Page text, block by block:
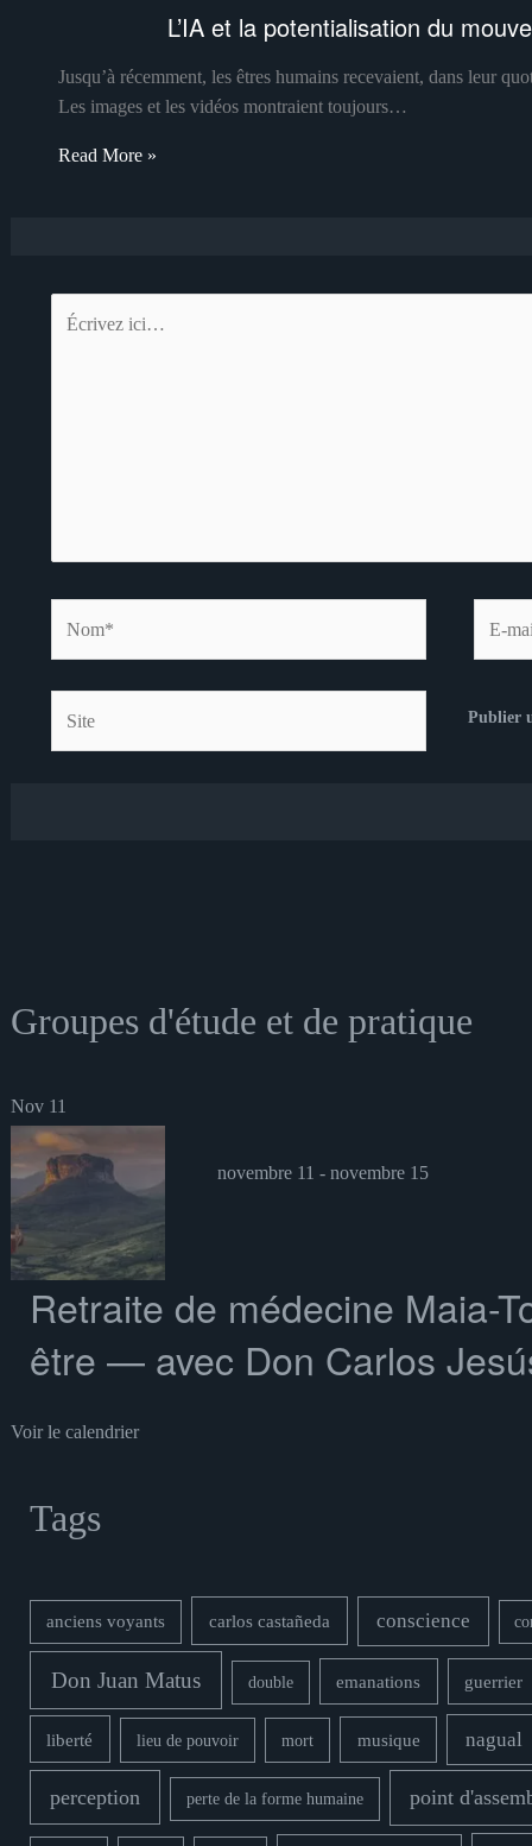
L’IA et la potentialisation du
Jusqu’à récemment, les êtres humains recevaient, dans leur
Les images et les vidéos montraient toujours…
Read More »
ici…
mail*
Groupes d'étude et de pratique
Nov 11
novembre 11 - novembre 15
Retraite de médecine Maia-
être — avec Don Carlos
Voir le calendrier
Tags
anciens voyants carlos castañeda conscience
Don Juan Matus double emanations guerrier
liberté lieu de pouvoir mort musique nagual
perception perte de la forme humaine point